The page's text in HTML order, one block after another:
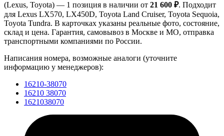
(Lexus, Toyota) — 1 позиция в наличии от 21 600 ₽. Подходит
для Lexus LX570, LX450D, Toyota Land Cruiser, Toyota Sequoia,
Toyota Tundra. В карточках указаны реальные фото, состояние,
склад и цена. Гарантия, самовывоз в Москве и МО, отправка
транспортными компаниями по России.
Написания номера, возможные аналоги (уточните
информацию у менеджеров):
16210-38070
16210 38070
1621038070